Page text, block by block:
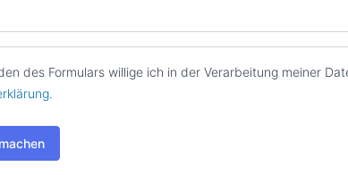
des Formulars willige ich in der Verarbeitung meiner